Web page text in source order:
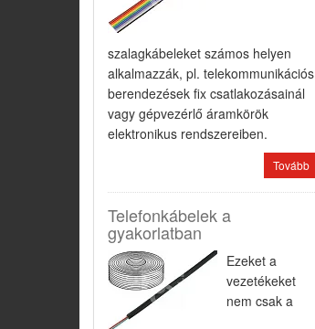
szalagkábeleket számos helyen
alkalmazzák, pl. telekommunikációs
berendezések fix csatlakozásainál
vagy gépvezérlő áramkörök
elektronikus rendszereiben.
Tovább
Telefonkábelek a
gyakorlatban
Ezeket a
vezetékeket
nem csak a